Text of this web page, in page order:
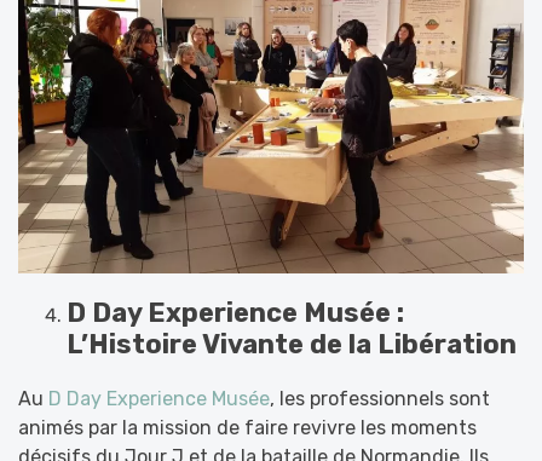
D Day Experience Musée :
L’Histoire Vivante de la Libération
Au D Day Experience Musée, les professionnels sont
animés par la mission de faire revivre les moments